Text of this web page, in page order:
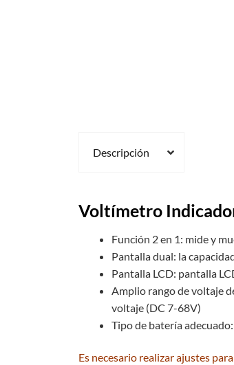
Descripción
Voltímetro
Función 2 en 1: mide y
Pantalla dual: la
Pantalla LCD: pantalla
Amplio rango de voltaje
voltaje (DC 7-68V)
Tipo de batería
Es necesario realizar ajustes